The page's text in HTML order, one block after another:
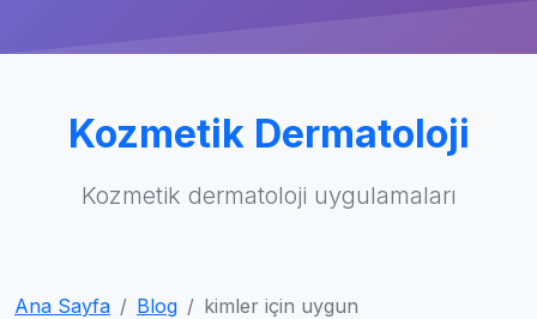
Kozmetik Dermatoloji
Kozmetik dermatoloji uygulamaları
Ana Sayfa Blog kimler için uygun